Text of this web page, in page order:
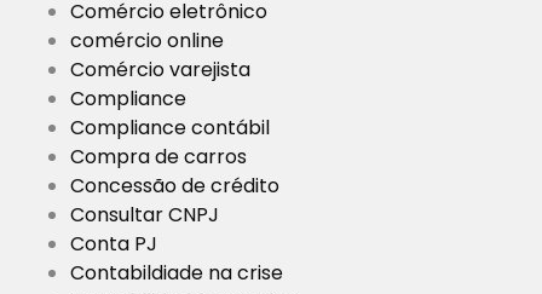
Comércio eletrônico
comércio online
Comércio varejista
Compliance
Compliance contábil
Compra de carros
Concessão de crédito
Consultar CNPJ
Conta PJ
Contabildiade na crise